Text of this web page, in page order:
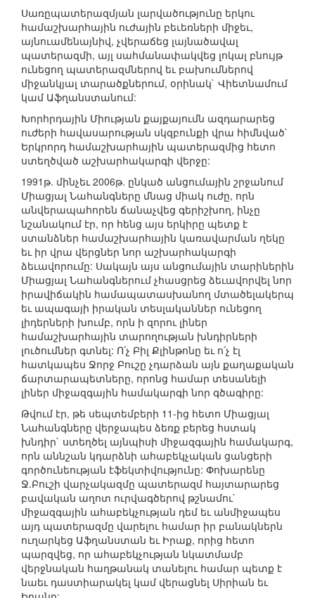
Սառըպատերազմյան լարվածությունը երկու
համաշխարհային ուժային բեւեռների միջեւ,
այնուամենայնիվ, չվերաճեց լայնածավալ
պատերազմի, այլ սահմանափակվեց լոկալ բնույթ
ունեցող պատերազմներով եւ բախումներով
միջանկյալ տարածքներում, օրինակ` Վիետնամում
կամ Աֆղանստանում:
Խորհրդային Միության քայքայումն ազդարարեց
ուժերի հավասարության սկզբունքի վրա հիմնված`
Երկրորդ համաշխարհային պատերազմից հետո
ստեղծված աշխարհակարգի վերջը:
1991թ. մինչեւ 2006թ. ընկած անցումային շրջանում
Միացյալ Նահանգները մնաց միակ ուժը, որն
անվերապահորեն ճանաչվեց գերիշխող, ինչը
նշանակում էր, որ հենց այս երկիրը պետք է
ստանձներ համաշխարհային կառավարման ղեկը
եւ իր վրա վերցներ նոր աշխարհակարգի
ձեւավորումը: Սակայն այս անցումային տարիներին
Միացյալ Նահանգներում չհասցրեց ձեւավորվել նոր
իրավիճակին համապատասխանող մտածելակերպ
եւ ապագայի իրական տեսլականներ ունեցող
լիդերների խումբ, որն ի զորու լիներ
համաշխարհային տարողության խնդիրների
լուծումներ գտնել: Ո՛չ Բիլ Քլինթոնը եւ ո՛չ էլ
հատկապես Ջորջ Բուշը չդարձան այն քաղաքական
ճարտարապետները, որոնց համար տեսանելի
լիներ միջազգային համակարգի նոր գծագիրը:
Թվում էր, թե սեպտեմբերի 11-ից հետո Միացյալ
Նահանգները վերջապես ձեռք բերեց հստակ
խնդիր` ստեղծել այնպիսի միջազգային համակարգ,
որն աննշան կդարձնի ահաբեկչական ցանցերի
գործունեության էֆեկտիվությունը: Փոխարենը
Ջ.Բուշի վարչակազմը պատերազմ հայտարարեց
բավական աղոտ ուրվագծերով թշնամու`
միջազգային ահաբեկչության դեմ եւ անմիջապես
այդ պատերազմը վարելու համար իր բանակներն
ուղարկեց Աֆղանստան եւ Իրաք, որից հետո
պարզվեց, որ ահաբեկչության նկատմամբ
վերջնական հաղթանակ տանելու համար պետք է
նաեւ դաստիարակել կամ վերացնել Սիրիան եւ